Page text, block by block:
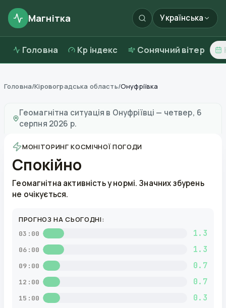
Магнітка Українська
Головна Kp індекс Сонячний вітер
Головна/Кіровоградська область/Онуфріївка
Геомагнітна ситуація в Онуфріївці — четвер, 6
серпня 2026 р.
МОНІТОРИНГ КОСМІЧНОЇ ПОГОДИ
Спокійно
Геомагнітна активність у нормі. Значних збурень
не очікується.
ПРОГНОЗ НА СЬОГОДНІ:
03:00 1.3
06:00 1.3
09:00 0.7
12:00 0.7
15:00 0.3